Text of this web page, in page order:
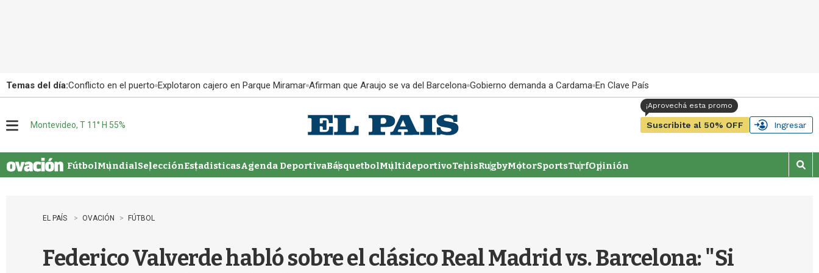
Temas del día:Conflicto en el puerto Explotaron cajero en Parque Miramar Afirman que Araujo se va del Barcelona Gobierno demanda a Cardama En Clave País
u
Montevideo, T 11° H 55% Suscribite al 50% OFF Ingresar
FútbolMundialSelecciónEstadisticasAgenda DeportivaBásquetbolMultideportivoTenisRugbyMotorSportsTurfOpinión
M
o
EL PAÍS OVACIÓN FÚTBOL
Federico Valverde habló sobre el clásico Real Madrid vs. Barcelona: "Si